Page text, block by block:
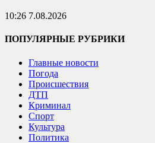
10:26 7.08.2026
ПОПУЛЯРНЫЕ РУБРИКИ
Главные новости
Погода
Происшествия
ДТП
Криминал
Спорт
Культура
Политика